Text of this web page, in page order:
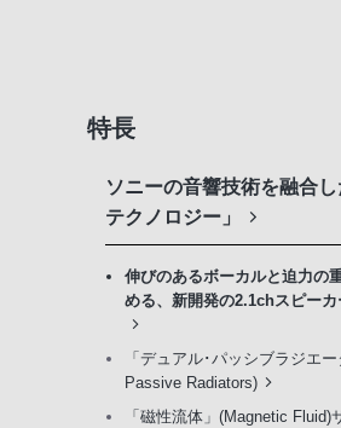
特長
ソニーの音響技術を融合
テクノロジー」
伸びのあるボーカルと迫力の
める、新開発の2.1chスピーカ
「デュアル･パッシブラジエ
Passive Radiators)
「磁性流体」(Magnetic Fluid)